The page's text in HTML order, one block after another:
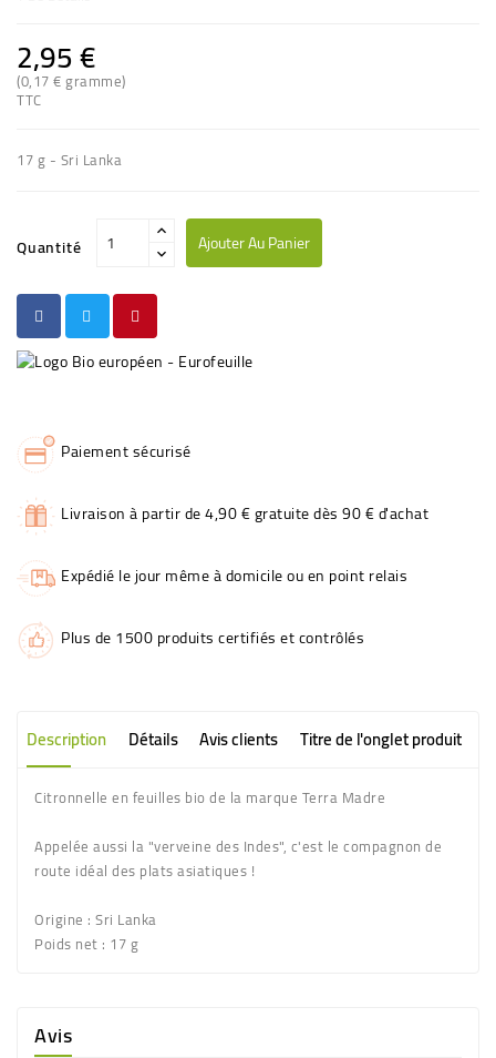
2,95 €
(0,17 € gramme)
TTC
17 g - Sri Lanka
Quantité Ajouter Au Panier
Paiement sécurisé
Livraison à partir de 4,90 € gratuite dès 90 € d'achat
Expédié le jour même à domicile ou en point relais
Plus de 1500 produits certifiés et contrôlés
Description Détails Avis clients Titre de l'onglet produit
Citronnelle en feuilles bio de la marque Terra Madre
Appelée aussi la "verveine des Indes", c'est le compagnon de
route idéal des plats asiatiques !
Origine : Sri Lanka
Poids net : 17 g
Avis